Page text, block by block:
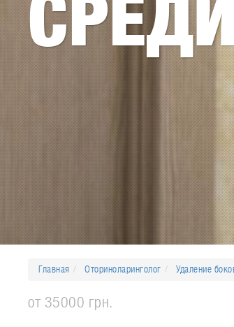
Главная Оториноларинголог Удаление
от 35000 грн.